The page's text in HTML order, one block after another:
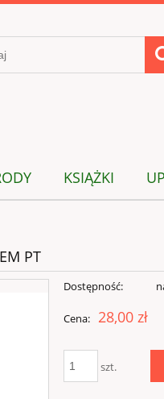
KSIĄŻKI
PT
Dostępność:
Cena: 28,00 zł
szt.